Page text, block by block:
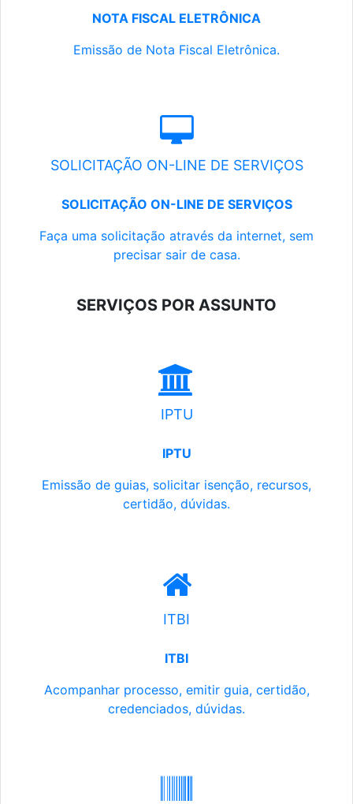
NOTA FISCAL ELETRÔNICA
Emissão de Nota Fiscal Eletrônica.
SOLICITAÇÃO ON-LINE DE SERVIÇOS
SOLICITAÇÃO ON-LINE DE SERVIÇOS
Faça uma solicitação através da internet, sem
precisar sair de casa.
SERVIÇOS POR ASSUNTO
IPTU
IPTU
Emissão de guias, solicitar isenção, recursos,
certidão, dúvidas.
ITBI
ITBI
Acompanhar processo, emitir guia, certidão,
credenciados, dúvidas.